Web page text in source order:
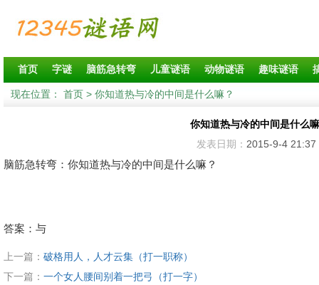
首页 字谜 脑筋急转弯 儿童谜语 动物谜语 趣味谜语
现在位置： 首页 > 你知道热与冷的中间是什么嘛？
你知道热与冷的中间是什么
发表日期： 2015-9-4 21:37
脑筋急转弯：你知道热与冷的中间是什么嘛？
答案：与
上一篇： 破格用人，人才云集（打一职称）
下一篇： 一个女人腰间别着一把弓（打一字）